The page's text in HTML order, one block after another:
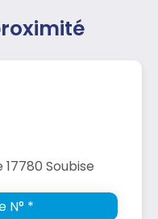
Soubise
N° *